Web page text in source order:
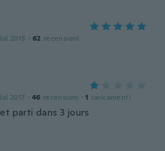
2015 · 62 recensioni
2017 · 46 recensioni · 1 caricamenti
parti dans 3 jours